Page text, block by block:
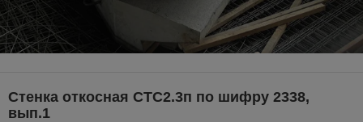
Стенка откосная СТС2.3п по шифру 2338,
вып.1